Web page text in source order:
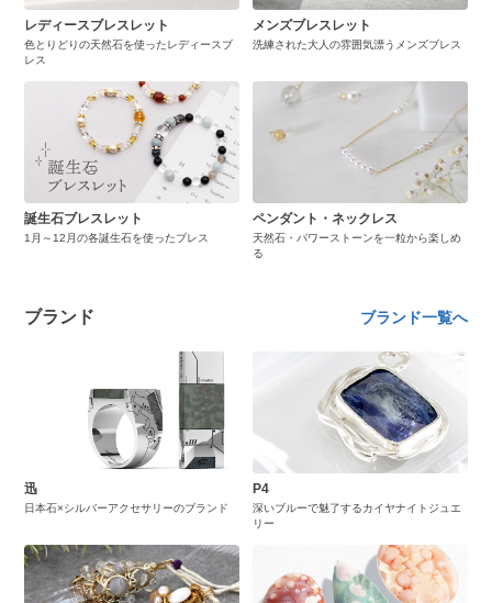
レディースブレスレット
色とりどりの天然石を使ったレディースブ
レス
メンズブレスレット
洗練された大人の雰囲気漂うメンズブレス
誕生石ブレスレット
1月～12月の各誕生石を使ったブレス
ペンダント・ネックレス
天然石・パワーストーンを一粒から楽しめ
る
ブランド ブランド一覧へ
迅
日本石×シルバーアクセサリーのブランド
P4
深いブルーで魅了するカイヤナイトジュエ
リー